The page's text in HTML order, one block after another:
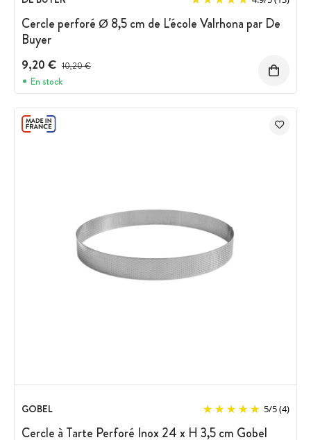
Cercle perforé Ø 8,5 cm de L'école Valrhona par De
Buyer
9,20 € Prix avant réduction :
10,20 €
En stock
GOBEL 5/5(4)
Cercle à Tarte Perforé Inox 24 x H 3,5 cm Gobel